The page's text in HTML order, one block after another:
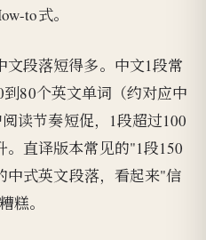
to式。
段落短得多。中文1段常
80个英文单词（约对应中
读节奏短促，1段超过100
直译版本常见的"1段150
中式英文段落，看起来"信
糕。